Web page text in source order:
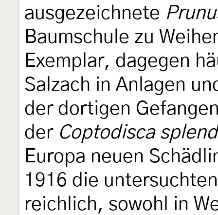
ausgezeichnete
Baumschule zu
Exemplar, dagegen
Salzach in Anlagen
der dortigen
der Coptodisca
Europa neuen
1916 die
reichlich, sowohl in